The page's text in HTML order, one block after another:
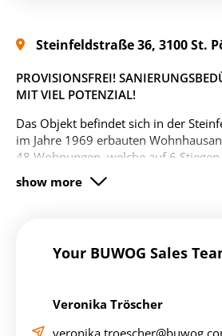
Steinfeldstraße 36, 3100 St.
PROVISIONSFREI!
MIT VIEL POTENZIAL!
Das Objekt befindet sich in der
im Jahre 1969 erbauten
48 Wohnungen, welche auf 6
Wohnung befindet sich auf der Stiege
Wohnhauses und ist
Ihrer Anfrage erhalten Sie
Your BUWOG Sales
Veronika Tröscher